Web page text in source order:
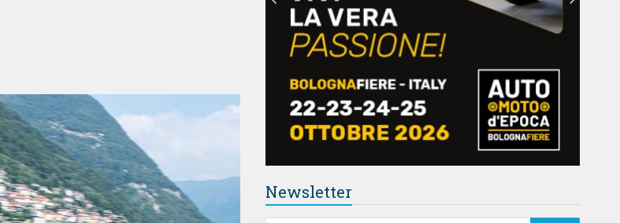
Newsletter